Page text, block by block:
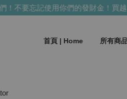
不要忘記使用你們的發財金！買越多
首頁 | Home 所有商